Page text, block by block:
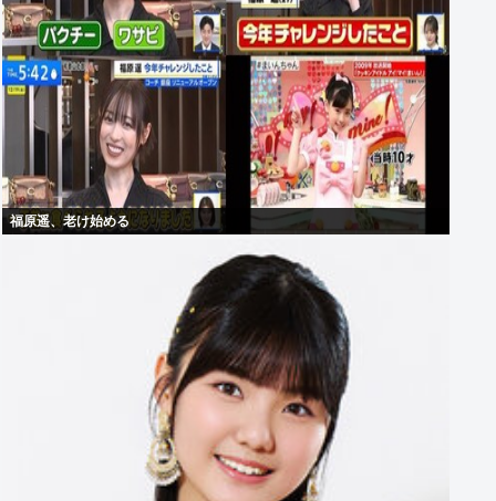
福原遥、老け始める